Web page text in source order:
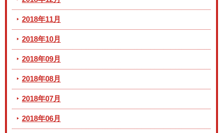
2018年11月
2018年10月
2018年09月
2018年08月
2018年07月
2018年06月